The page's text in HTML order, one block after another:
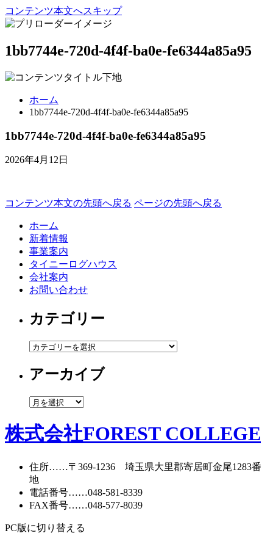
コンテンツ本文へスキップ
1bb7744e-720d-4f4f-ba0e-fe6344a85a95
ホーム
1bb7744e-720d-4f4f-ba0e-fe6344a85a95
1bb7744e-720d-4f4f-ba0e-fe6344a85a95
2026年4月12日
コンテンツ本文の先頭へ戻る ページの先頭へ戻る
ホーム
新着情報
事業案内
タイニーログハウス
会社案内
お問い合わせ
カテゴリー
カ
ゴ
ー
アーカイブ
ア
カ
イ
株式会社FOREST COLLEGE
住所……〒369-1236 埼玉県大里郡寄居町金尾1283番
地
電話番号……048-581-8339
FAX番号……048-577-8039
PC版に切り替える